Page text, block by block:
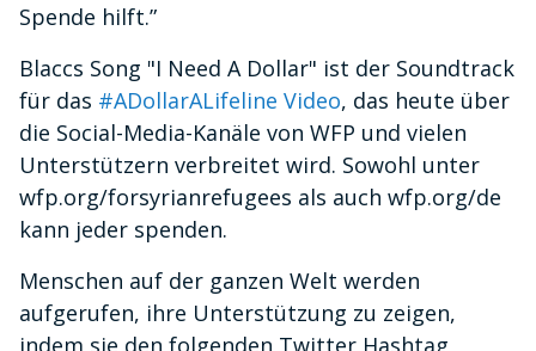
Spende hilft.”
Blaccs Song "I Need A Dollar" ist der Soundtrack
für das #ADollarALifeline Video, das heute über
die Social-Media-Kanäle von WFP und vielen
Unterstützern verbreitet wird. Sowohl unter
wfp.org/forsyrianrefugees als auch wfp.org/de
kann jeder spenden.
Menschen auf der ganzen Welt werden
aufgerufen, ihre Unterstützung zu zeigen,
indem sie den folgenden Twitter Hashtag